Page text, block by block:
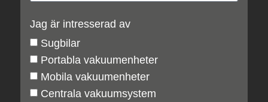
Jag är intresserad av
Sugbilar
Portabla vakuumenheter
Mobila vakuumenheter
Centrala vakuumsystem